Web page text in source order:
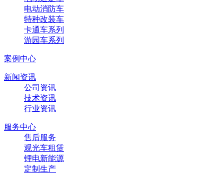
电动消防车
特种改装车
卡通车系列
游园车系列
案例中心
新闻资讯
公司资讯
技术资讯
行业资讯
服务中心
售后服务
观光车租赁
锂电新能源
定制生产